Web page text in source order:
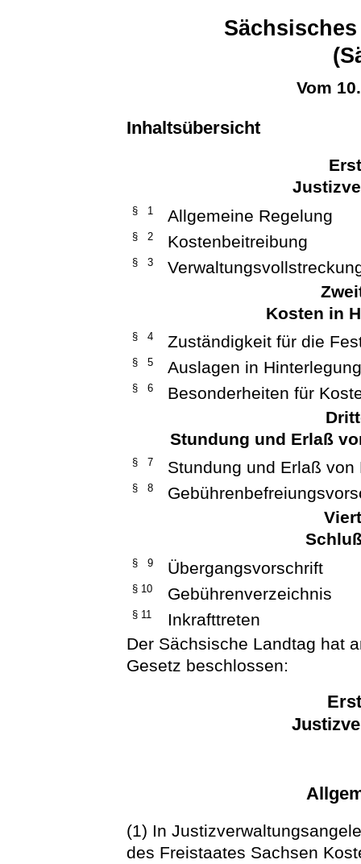
Vom
Inhaltsübersicht
§ 1 Allgemeine Regelung
§ 2 Kostenbeitreibung
§ 3
Kosten in
§ 4 Zuständigkeit für die
§ 5 Auslagen in
§ 6
Besonderheiten für
Stundung und Erlaß
§ 7 Stundung und Erlaß von
§ 8
§ 9 Übergangsvorschrift
§ 10 Gebührenverzeichnis
§ 11
Inkrafttreten
Der Sächsische Landtag hat
Gesetz beschlossen:
(1) In
des Freistaates Sachsen